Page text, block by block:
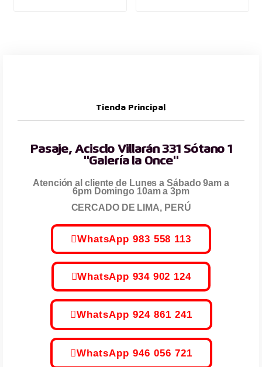
Tienda Principal
Pasaje, Acisclo Villarán 331 Sótano 1
"Galería la Once"
Atención al cliente de Lunes a Sábado 9am a
6pm Domingo 10am a 3pm
CERCADO DE LIMA, PERÚ
WhatsApp 983 558 113
WhatsApp 934 902 124
WhatsApp 924 861 241
WhatsApp 946 056 721